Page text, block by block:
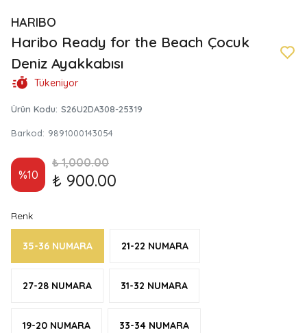
HARIBO
Haribo Ready for the Beach Çocuk
Deniz Ayakkabısı
Tükeniyor
Ürün Kodu: S26U2DA308-25319
Barkod: 9891000143054
%10
₺ 1,000.00
₺ 900.00
Renk
35-36 NUMARA 21-22 NUMARA
27-28 NUMARA 31-32 NUMARA
19-20 NUMARA 33-34 NUMARA